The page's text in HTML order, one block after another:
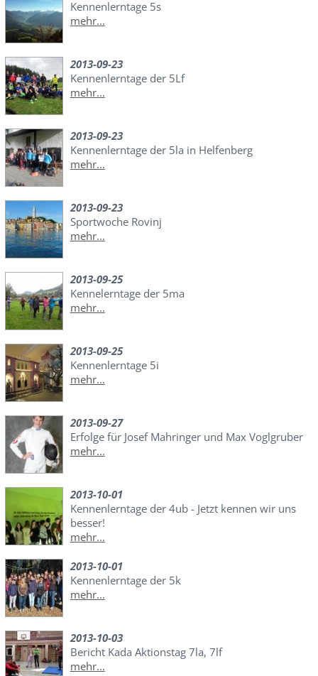
Kennenlerntage 5s
mehr...
2013-09-23
Kennenlerntage der 5Lf
mehr...
2013-09-23
Kennenlerntage der 5la in Helfenberg
mehr...
2013-09-23
Sportwoche Rovinj
mehr...
2013-09-25
Kennelerntage der 5ma
mehr...
2013-09-25
Kennenlerntage 5i
mehr...
2013-09-27
Erfolge für Josef Mahringer und Max Voglgruber
mehr...
2013-10-01
Kennenlerntage der 4ub - Jetzt kennen wir uns
besser!
mehr...
2013-10-01
Kennenlerntage der 5k
mehr...
2013-10-03
Bericht Kada Aktionstag 7la, 7lf
mehr...